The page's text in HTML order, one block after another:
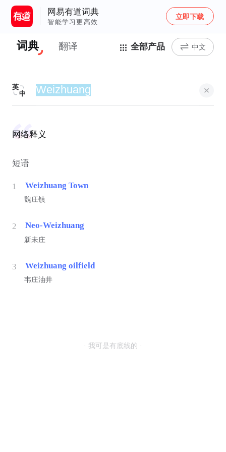
网易有道词典
智能学习更高效
立即下载
词典 翻译 全部产品 中文
英
中
网络释义
短语
1 Weizhuang Town
魏庄镇
2 Neo-Weizhuang
新未庄
3 Weizhuang oilfield
韦庄油井
· 我可是有底线的 ·